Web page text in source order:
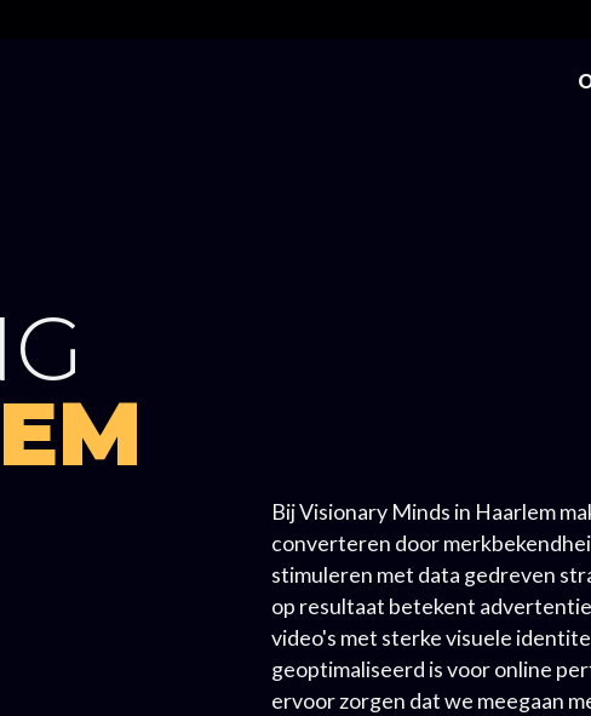
Bij Visionary Minds in Haarlem
converteren door
stimuleren met data gedreven
op resultaat betekent
video's met sterke visuele
geoptimaliseerd is voor online
ervoor zorgen dat we meegaan